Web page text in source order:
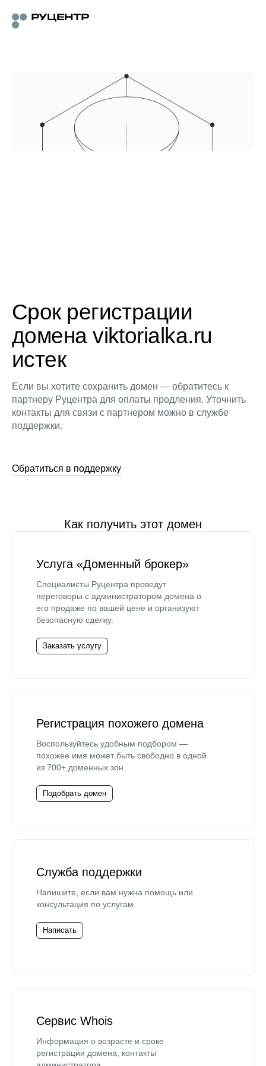
Срок регистрации
домена viktorialka.ru
истек
Если вы хотите сохранить домен — обратитесь к
партнеру Руцентра для оплаты продления. Уточнить
контакты для связи с партнером можно в службе
поддержки.
Обратиться в поддержку
Как получить этот домен
Услуга «Доменный брокер»
Специалисты Руцентра проведут
переговоры с администратором домена о
его продаже по вашей цене и организуют
безопасную сделку.
Заказать услугу
Регистрация похожего домена
Воспользуйтесь удобным подбором —
похожее имя может быть свободно в одной
из 700+ доменных зон.
Подобрать домен
Служба поддержки
Напишите, если вам нужна помощь или
консультация по услугам.
Написать
Сервис Whois
Информация о возрасте и сроке
регистрации домена, контакты